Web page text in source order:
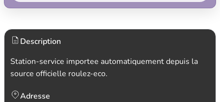
Description
Station-service importee automatiquement depuis la
source officielle roulez-eco.
Adresse